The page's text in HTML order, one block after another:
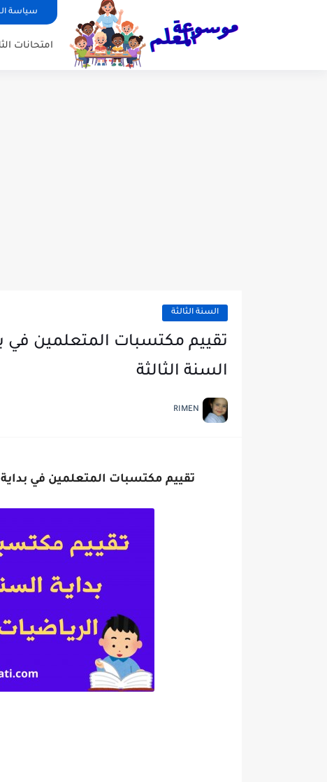
سياسة
امتحانات
السنة الثالثة
تقييم مكتسبات المتعلمين في
السنة الثالثة
RIMEN
تقييم مكتسبات المتعلمين في